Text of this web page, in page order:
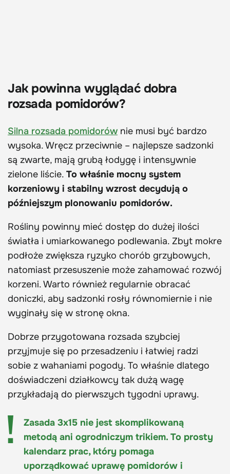
Jak powinna wyglądać dobra
rozsada pomidorów?
Silna rozsada pomidorów nie musi być bardzo
wysoka. Wręcz przeciwnie – najlepsze sadzonki
są zwarte, mają grubą łodygę i intensywnie
zielone liście. To właśnie mocny system
korzeniowy i stabilny wzrost decydują o
późniejszym plonowaniu pomidorów.
Rośliny powinny mieć dostęp do dużej ilości
światła i umiarkowanego podlewania. Zbyt mokre
podłoże zwiększa ryzyko chorób grzybowych,
natomiast przesuszenie może zahamować rozwój
korzeni. Warto również regularnie obracać
doniczki, aby sadzonki rosły równomiernie i nie
wyginały się w stronę okna.
Dobrze przygotowana rozsada szybciej
przyjmuje się po przesadzeniu i łatwiej radzi
sobie z wahaniami pogody. To właśnie dlatego
doświadczeni działkowcy tak dużą wagę
przykładają do pierwszych tygodni uprawy.
Zasada 3x15 nie jest skomplikowaną
metodą ani ogrodniczym trikiem. To prosty
kalendarz prac, który pomaga
uporządkować uprawę pomidorów i